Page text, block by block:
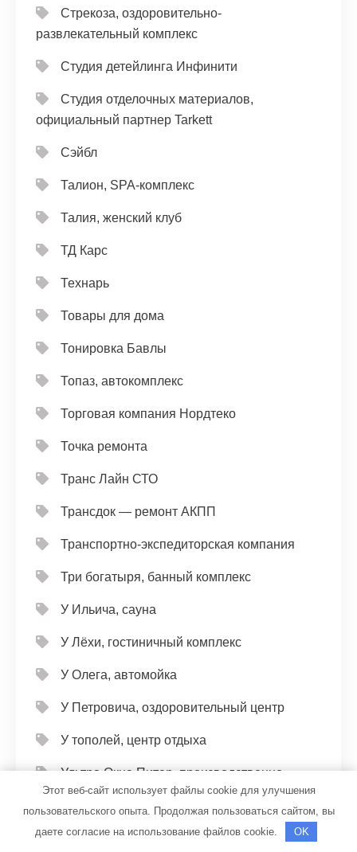
Стрекоза, оздоровительно-
развлекательный комплекс
Студия детейлинга Инфинити
Студия отделочных материалов,
официальный партнер Tarkett
Сэйбл
Талион, SPA-комплекс
Талия, женский клуб
ТД Карс
Технарь
Товары для дома
Тонировка Бавлы
Топаз, автокомплекс
Торговая компания Нордтеко
Точка ремонта
Транс Лайн СТО
Трансдок — ремонт АКПП
Транспортно-экспедиторская компания
Три богатыря, банный комплекс
У Ильича, сауна
У Лёхи, гостиничный комплекс
У Олега, автомойка
У Петровича, оздоровительный центр
У тополей, центр отдыха
Ультра Окна Питер, производственно-
монтажная компания
Этот веб-сайт использует файлы cookie для улучшения
пользовательского опыта. Продолжая пользоваться сайтом, вы
даете согласие на использование файлов cookie.
OK